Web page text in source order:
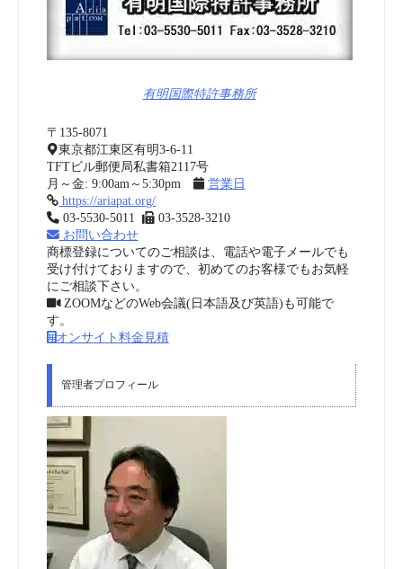
有明国際特許事務所
〒135-8071
東京都江東区有明3-6-11
TFTビル郵便局私書箱2117号
月～金: 9:00am～5:30pm
営業日
https://ariapat.org/
03-5530-5011
03-3528-3210
お問い合わせ
商標登録についてのご相談は、電話や電子メールでも
受け付けておりますので、初めてのお客様でもお気軽
にご相談下さい。
ZOOMなどのWeb会議(日本語及び英語)も可能で
す。
オンサイト料金見積
管理者プロフィール